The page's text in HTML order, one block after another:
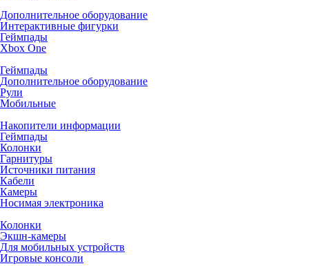
Дополнительное оборудование
Интерактивные фигурки
Геймпады
Xbox One
Геймпады
Дополнительное оборудование
Рули
Мобильные
Накопители информации
Геймпады
Колонки
Гарнитуры
Источники питания
Кабели
Камеры
Носимая электроника
Колонки
Экшн-камеры
Для мобильных устройств
Игровые консоли